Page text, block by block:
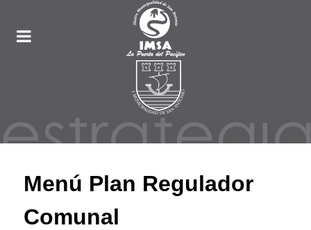
Menú Plan Regulador
Comunal